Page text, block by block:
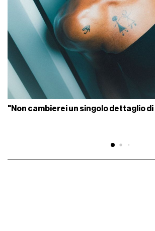
"Non cambierei un singolo dettaglio